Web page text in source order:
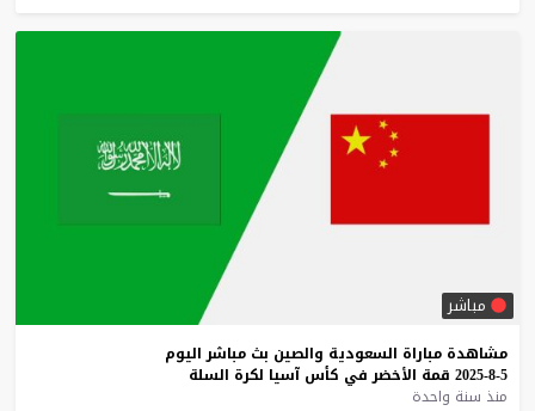
مباشر
مشاهدة مباراة السعودية والصين بث مباشر اليوم
5-8-2025
قمة الأخضر في كأس آسيا لكرة السلة
منذ سنة واحدة